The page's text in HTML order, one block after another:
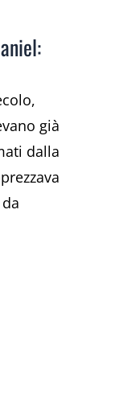
già
dalla